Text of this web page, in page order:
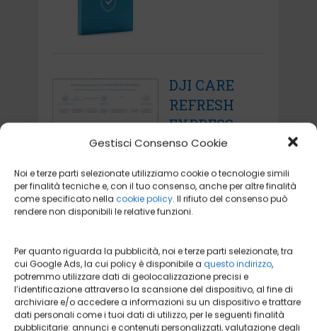
Gestisci Consenso Cookie
Noi e terze parti selezionate utilizziamo cookie o tecnologie simili
per finalità tecniche e, con il tuo consenso, anche per altre finalità
come specificato nella cookie policy. Il rifiuto del consenso può
rendere non disponibili le relative funzioni.
Per quanto riguarda la pubblicità, noi e terze parti selezionate, tra
cui Google Ads, la cui policy è disponibile a questo indirizzo,
potremmo utilizzare dati di geolocalizzazione precisi e
l’identificazione attraverso la scansione del dispositivo, al fine di
archiviare e/o accedere a informazioni su un dispositivo e trattare
dati personali come i tuoi dati di utilizzo, per le seguenti finalità
pubblicitarie: annunci e contenuti personalizzati, valutazione degli
DJI CARE
REFRESH
EXPRESS
DJI CARE
INSPIRE 2